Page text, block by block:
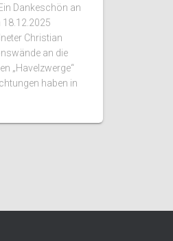
Dankeschön an
18.12.2025
Christian
an die
„Havelzwerge“
haben in